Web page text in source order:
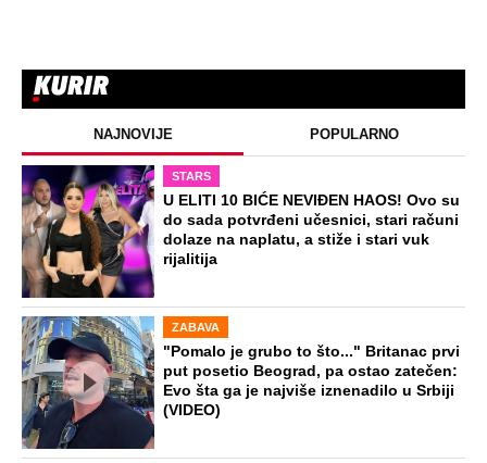
NAJNOVIJE POPULARNO
STARS
U ELITI 10 BIĆE NEVIĐEN HAOS! Ovo su
do sada potvrđeni učesnici, stari računi
dolaze na naplatu, a stiže i stari vuk
rijalitija
ZABAVA
"Pomalo je grubo to što..." Britanac prvi
put posetio Beograd, pa ostao zatečen:
Evo šta ga je najviše iznenadilo u Srbiji
(VIDEO)